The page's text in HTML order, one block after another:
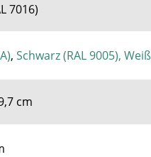
7016)
, Schwarz (RAL 9005),
cm